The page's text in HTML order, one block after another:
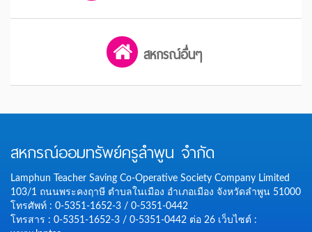
สหกรณ์อื่นๆ
สหกรณ์ออมทรัพย์ครูลำพูน จำกัด
Lamphun Teacher Saving Co-Operative Society Company Limited
103/1 ถนนพระคงฤาษี ตำบลในเมือง อำเภอเมือง จังหวัดลำพูน 51000
โทรศัพท์ : 0-5351-1652-3 / 0-5351-0442
โทรสาร : 0-5351-1652-3 / 0-5351-0442 ต่อ 26 เว็บไซต์ :